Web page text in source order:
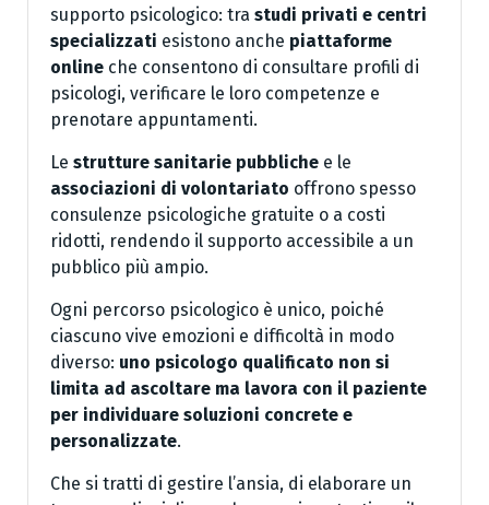
supporto psicologico: tra studi privati e centri
specializzati esistono anche piattaforme
online che consentono di consultare profili di
psicologi, verificare le loro competenze e
prenotare appuntamenti.
Le strutture sanitarie pubbliche e le
associazioni di volontariato offrono spesso
consulenze psicologiche gratuite o a costi
ridotti, rendendo il supporto accessibile a un
pubblico più ampio.
Ogni percorso psicologico è unico, poiché
ciascuno vive emozioni e difficoltà in modo
diverso: uno psicologo qualificato non si
limita ad ascoltare ma lavora con il paziente
per individuare soluzioni concrete e
personalizzate.
Che si tratti di gestire l’ansia, di elaborare un